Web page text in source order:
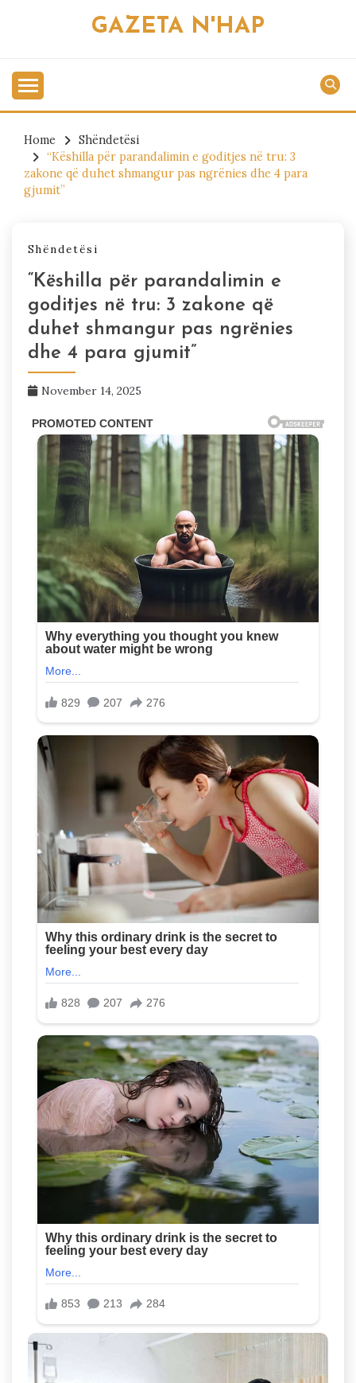
GAZETA N'HAP
Home
Shëndetësi
“Këshilla për parandalimin e goditjes në tru: 3
zakone që duhet shmangur pas ngrënies dhe 4 para
gjumit”
Shëndetësi
“Këshilla për parandalimin e
goditjes në tru: 3 zakone që
duhet shmangur pas ngrënies
dhe 4 para gjumit”
November 14, 2025